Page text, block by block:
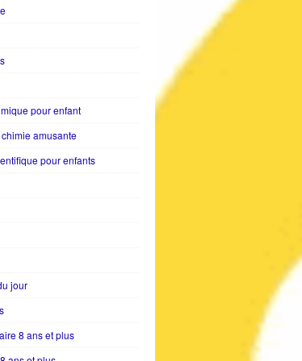
pour enfant
amusante
pour enfants
jour
8 ans et plus